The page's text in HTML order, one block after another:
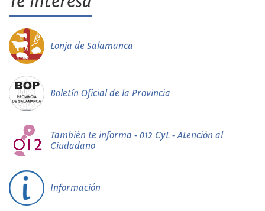
Lonja de Salamanca
Boletín Oficial de la Provincia
También te informa - 012 CyL - Atención al
Ciudadano
Información